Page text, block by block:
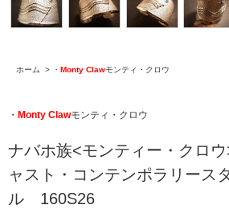
ホーム > ・ Monty Clawモンティ・クロウ
・ Monty Clawモンティ・クロウ
ナバホ族<モンティー・クロ
ャスト・コンテンポラリース
ル 160S26